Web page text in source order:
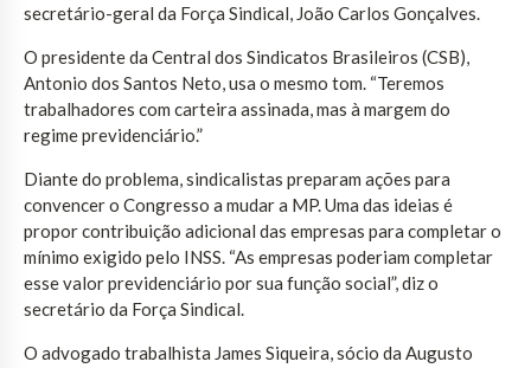
secretário-geral da Força Sindical, João Carlos Gonçalves.
O presidente da Central dos Sindicatos Brasileiros (CSB),
Antonio dos Santos Neto, usa o mesmo tom. “Teremos
trabalhadores com carteira assinada, mas à margem do
regime previdenciário.”
Diante do problema, sindicalistas preparam ações para
convencer o Congresso a mudar a MP. Uma das ideias é
propor contribuição adicional das empresas para completar o
mínimo exigido pelo INSS. “As empresas poderiam completar
esse valor previdenciário por sua função social”, diz o
secretário da Força Sindical.
O advogado trabalhista James Siqueira, sócio da Augusto